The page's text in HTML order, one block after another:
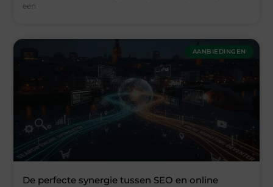
een
AANBIEDINGEN
De perfecte synergie tussen SEO en online